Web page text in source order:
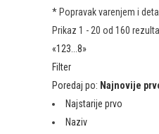
* Popravak varenjem i
Prikaz 1 - 20 od 160
«1 23 8»
Filter
Poredaj po: Najnovije
Najstarije prvo
Naziv